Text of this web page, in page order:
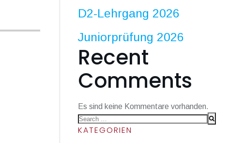
D2-Lehrgang 2026
Juniorprüfung 2026
Recent
Comments
Es sind keine Kommentare vorhanden.
Search
for:
KATEGORIEN